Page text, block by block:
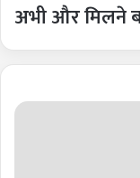
अभी और मिलने